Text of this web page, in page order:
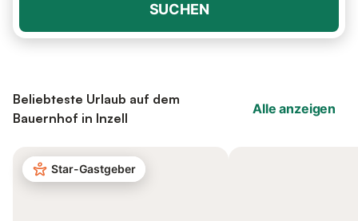
SUCHEN
Beliebteste Urlaub auf dem
Bauernhof in Inzell
Alle anzeigen
Star-Gastgeber